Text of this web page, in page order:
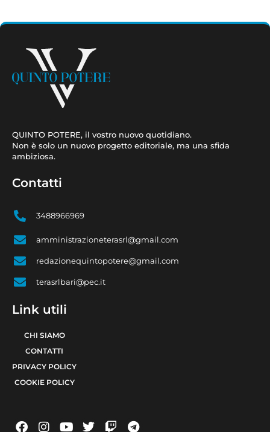
QUINTO POTERE, il vostro nuovo quotidiano.
Non è solo un nuovo progetto editoriale, ma una sfida
ambiziosa.
Contatti
3488966969
amministrazioneterasrl@gmail.com
redazionequintopotere@gmail.com
terasrlbari@pec.it
Link utili
CHI SIAMO
CONTATTI
PRIVACY POLICY
COOKIE POLICY